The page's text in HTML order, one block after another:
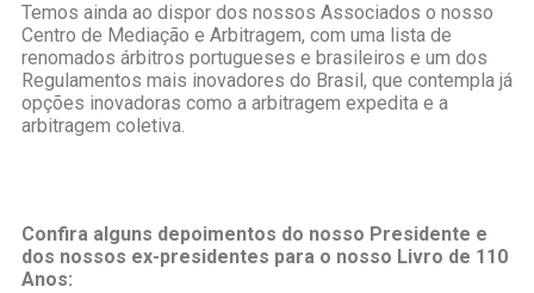
Temos ainda ao dispor dos nossos Associados o nosso
Centro de Mediação e Arbitragem, com uma lista de
renomados árbitros portugueses e brasileiros e um dos
Regulamentos mais inovadores do Brasil, que contempla já
opções inovadoras como a arbitragem expedita e a
arbitragem coletiva.
Confira alguns depoimentos do nosso Presidente e
dos nossos ex-presidentes para o nosso Livro de 110
Anos: